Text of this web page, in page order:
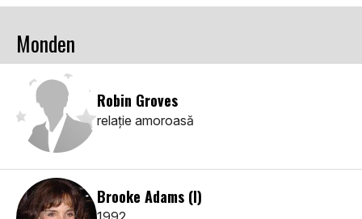
Monden
Robin Groves
relaţie amoroasă
Brooke Adams (I)